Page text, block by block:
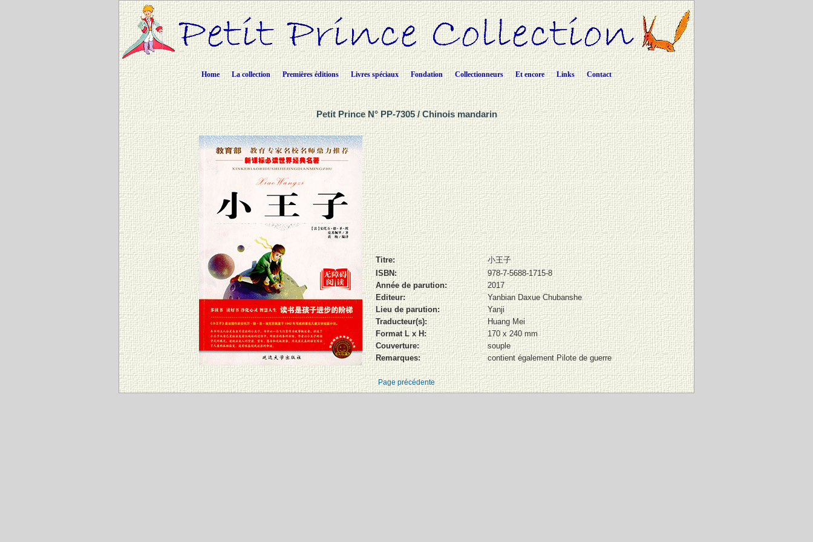
Home La collection Premières éditions Livres spéciaux Fondation Collectionneurs Et encore Links Contact
Petit Prince N° PP-7305 / Chinois mandarin
Titre:
小王子
ISBN:
978-7-5688-1715-8
Année de parution:
2017
Editeur:
Yanbian Daxue Chubanshe
Lieu de parution:
Yanji
Traducteur(s):
Huang Mei
Format L x H:
170 x 240 mm
Couverture:
souple
Remarques:
contient également Pilote de guerre
Page précédente